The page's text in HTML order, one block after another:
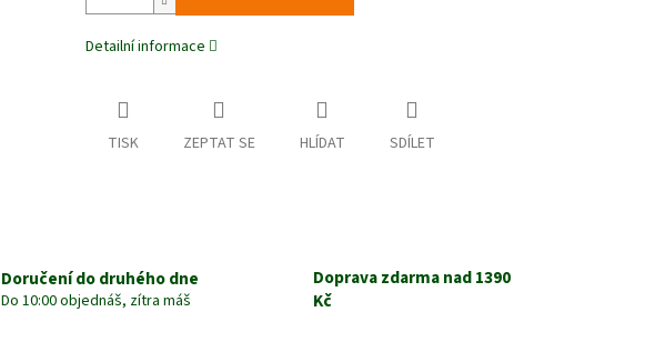
Detailní informace
TISK ZEPTAT SE HLÍDAT SDÍLET
Doručení do druhého dne
Do 10:00 objednáš, zítra máš
Doprava zdarma nad 1390
Kč